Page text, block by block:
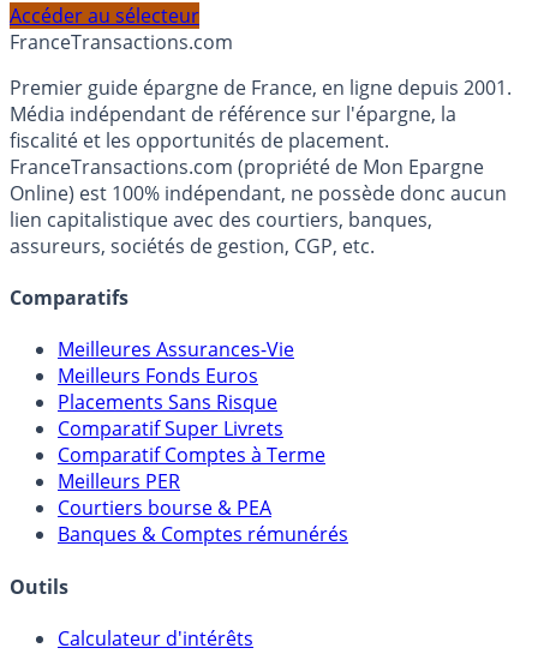
Accéder au sélecteur
FranceTransactions.com
Premier guide épargne de France, en ligne depuis 2001.
Média indépendant de référence sur l'épargne, la
fiscalité et les opportunités de placement.
FranceTransactions.com (propriété de Mon Epargne
Online) est 100% indépendant, ne possède donc aucun
lien capitalistique avec des courtiers, banques,
assureurs, sociétés de gestion, CGP, etc.
Comparatifs
Meilleures Assurances-Vie
Meilleurs Fonds Euros
Placements Sans Risque
Comparatif Super Livrets
Comparatif Comptes à Terme
Meilleurs PER
Courtiers bourse & PEA
Banques & Comptes rémunérés
Outils
Calculateur d'intérêts